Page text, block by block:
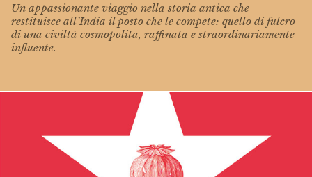
Un appassionante viaggio nella storia antica che
restituisce all’India il posto che le compete: quello di fulcro
di una civiltà cosmopolita, raffinata e straordinariamente
influente.